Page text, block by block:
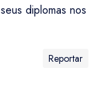
diplomas nos
Reportar